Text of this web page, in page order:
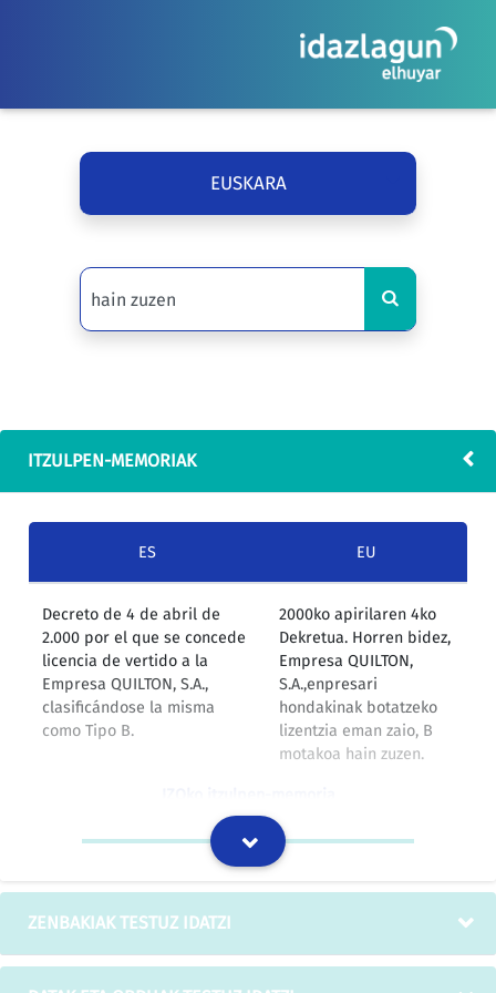
EUSKARA
ITZULPEN-MEMORIAK
ES EU
Decreto de 4 de abril de
2.000 por el que se concede
licencia de vertido a la
Empresa QUILTON, S.A.,
clasificándose la misma
como Tipo B.
2000ko apirilaren 4ko
Dekretua. Horren bidez,
Empresa QUILTON,
S.A.,enpresari
hondakinak botatzeko
lizentzia eman zaio, B
motakoa hain zuzen.
publicado, mediante Orden
Consejera de Hacienda y
LEP honetako
zuzen ere Ogasun eta
ZENBAKIAK TESTUZ IDATZI